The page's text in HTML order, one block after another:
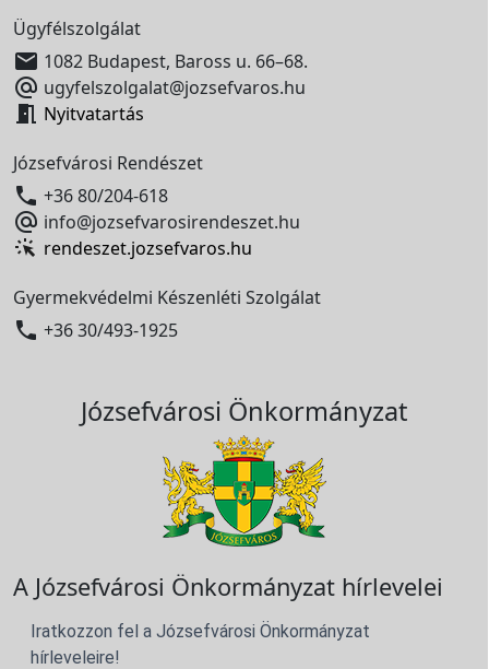
Ügyfélszolgálat
 1082 Budapest, Baross u. 66–68.
 ugyfelszolgalat@jozsefvaros.hu
 Nyitvatartás
Józsefvárosi Rendészet
 +36 80/204-618
 info@jozsefvarosirendeszet.hu
rendeszet.jozsefvaros.hu
Gyermekvédelmi Készenléti Szolgálat
 +36 30/493-1925
Józsefvárosi Önkormányzat
A Józsefvárosi Önkormányzat hírlevelei
Iratkozzon fel a Józsefvárosi Önkormányzat
hírleveleire!